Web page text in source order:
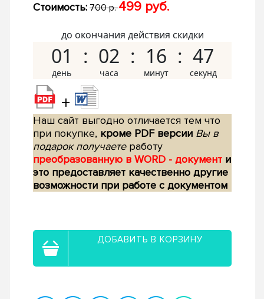
Стоимость: 700 р.499 руб.
до окончания действия скидки
01 02 16 46
+
Наш сайт выгодно отличается тем что
при покупке, кроме PDF версии Вы в
подарок получаетеработу
преобразованную в WORD - документ и
это предоставляет качественно другие
возможности при работе с документом
ДОБАВИТЬ В КОРЗИНУ